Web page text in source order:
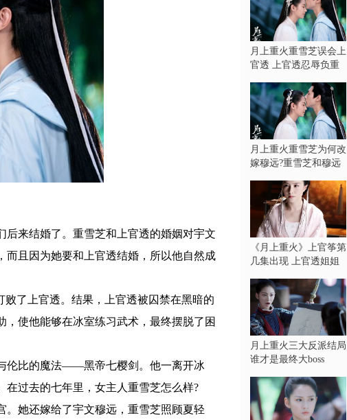
来结婚了。重雪芝和上官透的婚姻对宇文
而且因为她要和上官透结婚，所以他自然成
了上官透。结果，上官透被囚禁在黑暗的
使他能够在冰室练习武术，最终摆脱了困
伦比的魔法——黑帝七樱剑。他一离开冰
过去的七年里，女主人重雪芝怎么样?
她还嫁给了宇文穆远，重雪芝照顾夏轻
月上重火重雪芝误会上
官透 上官透忍辱负重
月上重火重雪芝为何改
嫁穆远?重雪芝和穆远
《月上重火》上官筝第
几集出现 上官透姐姐
月上重火三大反派结局
谁才是最终大boss